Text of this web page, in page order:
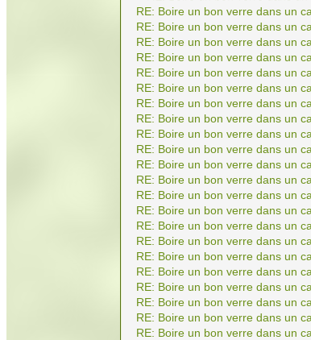
RE: Boire un bon verre dans un
RE: Boire un bon verre dans un
RE: Boire un bon verre dans un
RE: Boire un bon verre dans un
RE: Boire un bon verre dans un
RE: Boire un bon verre dans un
RE: Boire un bon verre dans un
RE: Boire un bon verre dans un
RE: Boire un bon verre dans un
RE: Boire un bon verre dans un
RE: Boire un bon verre dans un
RE: Boire un bon verre dans un
RE: Boire un bon verre dans un
RE: Boire un bon verre dans un
RE: Boire un bon verre dans un
RE: Boire un bon verre dans un
RE: Boire un bon verre dans un
RE: Boire un bon verre dans un
RE: Boire un bon verre dans un
RE: Boire un bon verre dans un
RE: Boire un bon verre dans un
RE: Boire un bon verre dans un